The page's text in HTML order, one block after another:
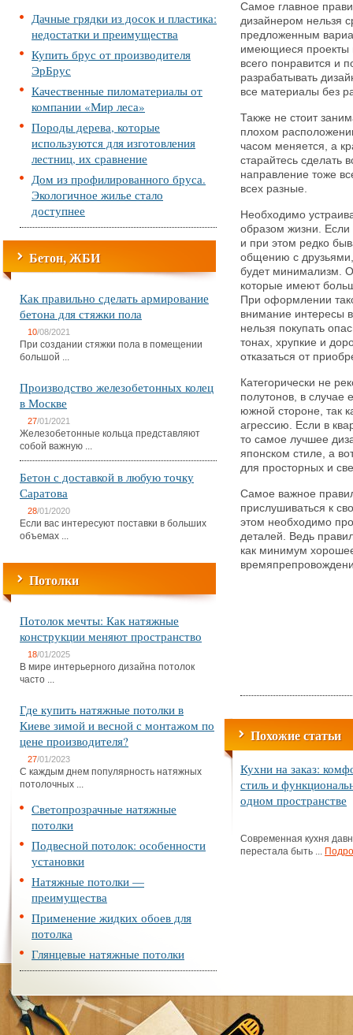
Дачные грядки из досок и пластика:
недостатки и преимущества
Купить брус от производителя
ЭрБрус
Качественные пиломатериалы от
компании «Мир леса»
Породы дерева, которые
используются для изготовления
лестниц, их сравнение
Дом из профилированного бруса.
Экологичное жилье стало
доступнее
Бетон, ЖБИ
Как правильно сделать армирование
бетона для стяжки пола
10/08/2021
При создании стяжки пола в помещении
большой ...
Производство железобетонных колец
в Москве
27/01/2021
Железобетонные кольца представляют
собой важную ...
Бетон с доставкой в любую точку
Саратова
28/01/2020
Если вас интересуют поставки в больших
объемах ...
Потолки
Потолок мечты: Как натяжные
конструкции меняют пространство
18/01/2025
В мире интерьерного дизайна потолок
часто ...
Где купить натяжные потолки в
Киеве зимой и весной с монтажом по
цене производителя?
27/01/2023
С каждым днем популярность натяжных
потолочных ...
Светопрозрачные натяжные
потолки
Подвесной потолок: особенности
установки
Натяжные потолки —
преимущества
Применение жидких обоев для
потолка
Глянцевые натяжные потолки
Самое главное
дизайнером нельзя
предложенным
имеющиеся проекты
всего понравится и
разрабатывать
все материалы без
Также не стоит
плохом
часом меняется, а
старайтесь сделать
направление тоже
всех разные.
Необходимо
образом жизни. Если
и при этом редко
общению с
будет минимализм.
которые имеют
При оформлении
внимание интересы
нельзя покупать
тонах, хрупкие и
отказаться от
Категорически не
полутонов, в случае
южной стороне, так
агрессию. Если в
то самое лучшее
японском стиле, а
для просторных и
Самое важное
прислушиваться к
этом необходимо
деталей. Ведь
как минимум
Похожие статьи
Кухни на заказ:
стиль и
одном пространстве
Современная кухня
перестала быть ...